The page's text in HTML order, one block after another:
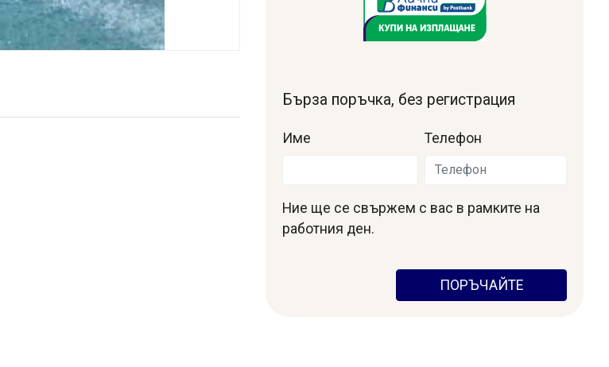
Бърза поръчка, без регистрация
Име Телефон
Ние ще се свържем с вас в рамките на
работния ден.
ПОРЪЧАЙТЕ